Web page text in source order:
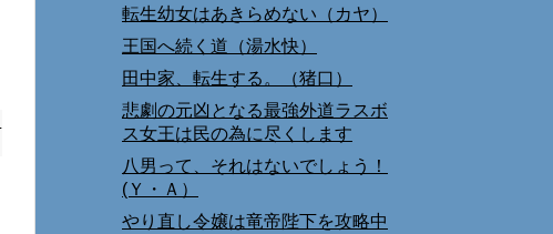
転生幼女はあきらめない（カヤ）
王国へ続く道（湯水快）
田中家、転生する。（猪口）
悲劇の元凶となる最強外道ラスボ
ス女王は民の為に尽くします
八男って、それはないでしょう！
(Ｙ・Ａ）
やり直し令嬢は竜帝陛下を攻略中